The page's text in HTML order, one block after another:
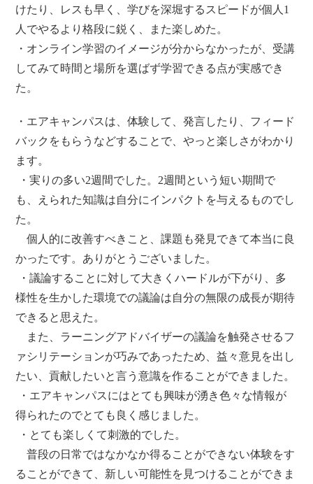
けたり、レスも早く、学びを深堀するスピードが個人1
人でやるより格段に鋭く、また楽しめた。
・オンライン学習のイメージが分からなかったが、受講
してみて時間と場所を選ばず学習できる点が実感でき
た。
・エアキャンパスは、体験して、発言したり、フィード
バックをもらうなどすることで、やっと楽しさがわかり
ます。
・実りの多い2週間でした。2週間という短い期間で
も、えられた知識は自分にインパクトを与えるものでし
た。
個人的に改善すべきこと、課題も発見できて本当に良
かったです。ありがとうございました。
・議論することに対して大きくハードルが下がり、多
様性を生かした環境での議論は自分の無限の成長が期待
できると思えた。
また、ラーニングアドバイザーの議論を触発させるフ
ァシリテーションが巧みであったため、益々意見を出し
たい、貢献したいと言う意識を作ることができました。
・エアキャンパスにはとても興味が湧き色々な情報が
得られたのでとても良く感じました。
・とても楽しくて刺激的でした。
普段の日常ではなかなか得ることができない体験をす
ることができて、新しい可能性を見つけることができま